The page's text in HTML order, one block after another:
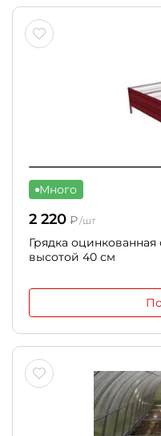
Много
2 220 ₽/шт
Грядка
высотой 40 см